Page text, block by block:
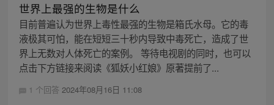
世界上最强的生物是什么
目前普遍认为世界上毒性最强的生物是箱氏水母。它的毒
液极其可怕，能在短短三十秒内导致中毒死亡，造成了世
界上无数对人体死亡的案例。 等待电视剧的同时，也可以
点击下方链接来阅读《狐妖小红娘》原著提前了...
1 个回答 2024年08月16日 11:08